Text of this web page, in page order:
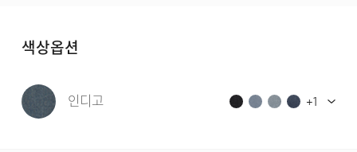
색상옵션
인디고 +1